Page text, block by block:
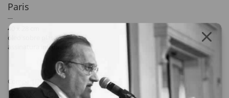
Paris
40 x 28 cm
óleo sobre placa
assinatura inf. dir.
Compartilhar